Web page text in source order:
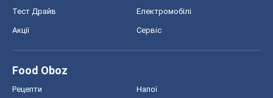
Тест Драйв Електромобілі
Акції Сервіс
Food Oboz
Рецепти Напої